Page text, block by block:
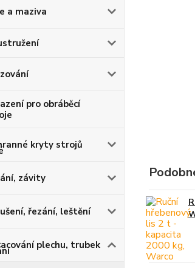
a maziva
pro obráběcí
kryty strojů
závity
řezání, leštění
plechu, trubek